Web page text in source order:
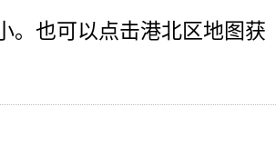
。也可以点击港北区地图获